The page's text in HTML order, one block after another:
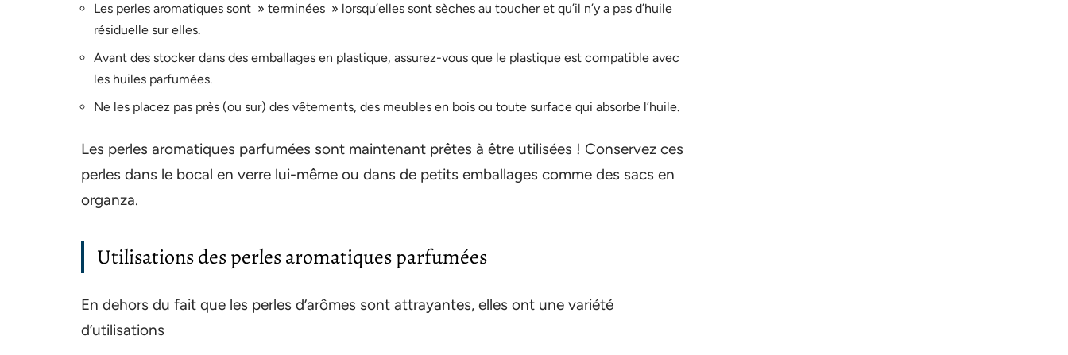
Les perles aromatiques sont » terminées » lorsqu’elles sont sèches au toucher et qu’il n’y a pas d’huile
résiduelle sur elles.
Avant des stocker dans des emballages en plastique, assurez-vous que le plastique est compatible avec
les huiles parfumées.
Ne les placez pas près (ou sur) des vêtements, des meubles en bois ou toute surface qui absorbe l’huile.
Les perles aromatiques parfumées sont maintenant prêtes à être utilisées ! Conservez ces
perles dans le bocal en verre lui-même ou dans de petits emballages comme des sacs en
organza.
Utilisations des perles aromatiques parfumées
En dehors du fait que les perles d’arômes sont attrayantes, elles ont une variété
d’utilisations